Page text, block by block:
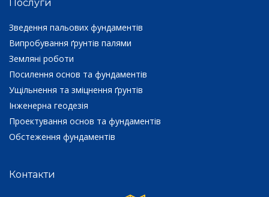
Послуги
Зведення пальових фундаментів
Випробування ґрунтів палями
Земляні роботи
Посилення основ та фундаментів
Ущільнення та зміцнення ґрунтів
Інженерна геодезія
Проектування основ та фундаментів
Обстеження фундаментів
Контакти